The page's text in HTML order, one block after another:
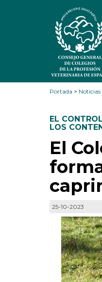
Portada >
EL
LOS
El
25-10-2023